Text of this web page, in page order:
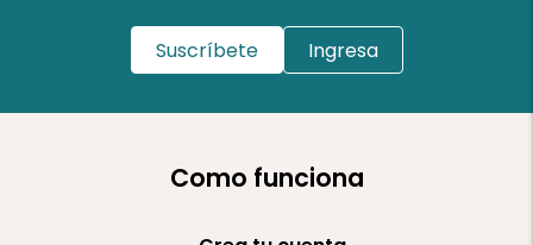
Suscríbete Ingresa
Como funciona